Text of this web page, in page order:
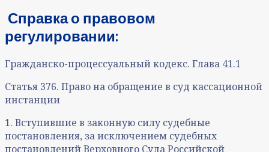
Справка о правовом
регулировании:
Гражданско-процессуальный кодекс. Глава 41.1
Статья 376. Право на обращение в суд кассационной
инстанции
1. Вступившие в законную силу судебные
постановления, за исключением судебных
постановлений Верховного Суда Российской